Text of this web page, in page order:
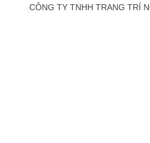
CÔNG TY TNHH TRANG TRÍ